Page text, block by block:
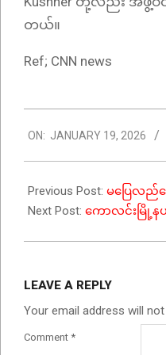
တယ်။
Ref; CNN news
01-
19
ON: JANUARY 19, 2026
Previous Post: မပြေလည်သ
Next Post: ကောလင်းမြို့န
LEAVE A REPLY
Your email address will
Comment *